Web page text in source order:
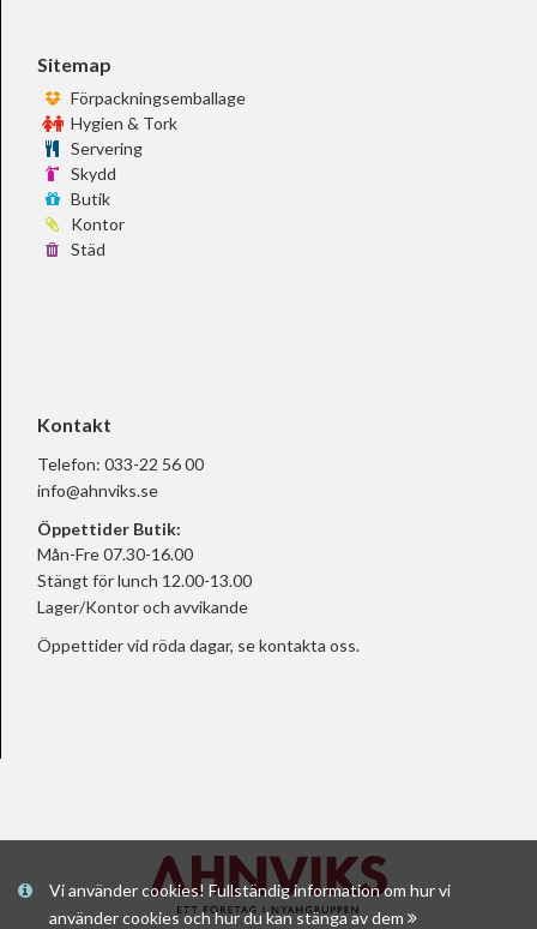
Vi använder cookies! Fullständig information om hur vi
använder cookies och hur du kan stänga av dem
Sitemap
Förpackningsemballage
Hygien & Tork
Servering
Skydd
Butik
Kontor
Städ
Kontakt
Telefon: 033-22 56 00
info@ahnviks.se
Öppettider Butik:
Mån-Fre 07.30-16.00
Stängt för lunch 12.00-13.00
Lager/Kontor och avvikande
Öppettider vid röda dagar, sekontakta oss.